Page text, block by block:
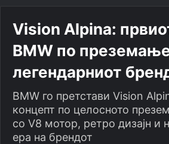
Vision Alpina:
BMW по
легендарниот
BMW го претстави Vision
концепт по целосното
со V8 мотор, ретро дизајн и
ера на брендот